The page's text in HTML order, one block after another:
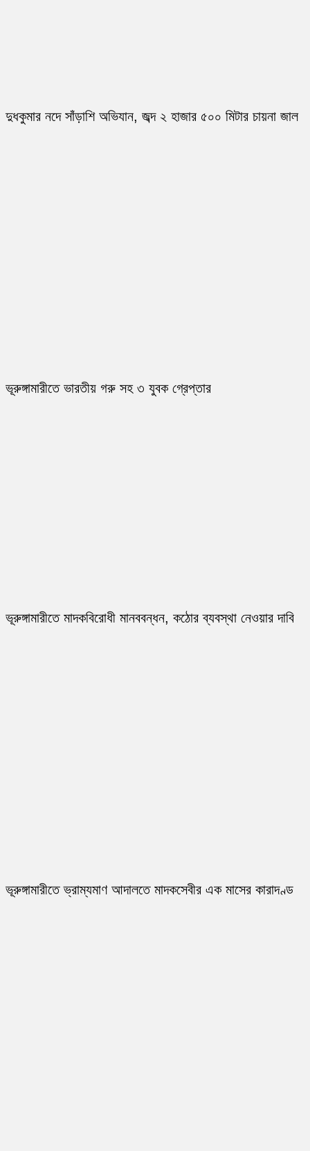
দুধকুমার নদে সাঁড়াশি অভিযান, জব্দ ২ হাজার ৫০০ মিটার চায়না জাল
ভূরুঙ্গামারীতে ভারতীয় গরু সহ ৩ যুবক গ্রেপ্তার
ভূরুঙ্গামারীতে মাদকবিরোধী মানববন্ধন, কঠোর ব্যবস্থা নেওয়ার দাবি
ভূরুঙ্গামারীতে ভ্রাম্যমাণ আদালতে মাদকসেবীর এক মাসের কারাদণ্ড